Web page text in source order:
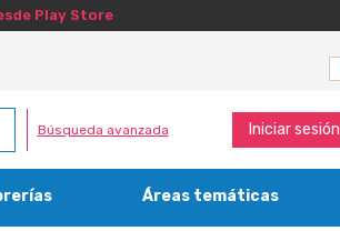
Play Store
Búsqueda avanzada Iniciar sesión
Áreas temáticas